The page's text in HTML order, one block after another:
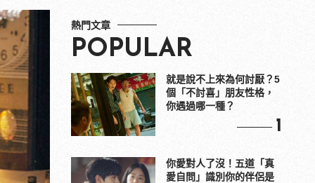
熱門文章
POPULAR
就是說不上來為何討厭？5
個「不討喜」朋友性格，
你遇過哪一種？
1
你愛對人了沒！五道「真
愛自問」識別你的伴侶是